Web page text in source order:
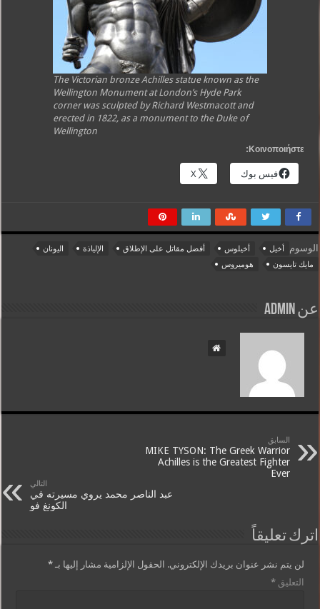
The Victorian bronze Achilles statue known as the
Wellington Monument at London’s Hyde Park
corner was sculpted by Richard Westmacott and
erected in 1822, as a monument to the Duke of
Wellington
Κοινοποιήστε:
فيس بوك X
الوسوم أخيل أخيلوس أفضل مقاتل على الإطلاق الإلياذة
اليونان
مايك تايسون
هوميروس
عن admin
السابق
MIKE TYSON: The Greek Warrior
Achilles is the Greatest Fighter
Ever
التالي
عبد الناصر محمد يروي مسيرته في
الكونغ فو
اترك تعليقاً
لن يتم نشر عنوان بريدك الإلكتروني. الحقول الإلزامية مشار إليها بـ*
التعليق*